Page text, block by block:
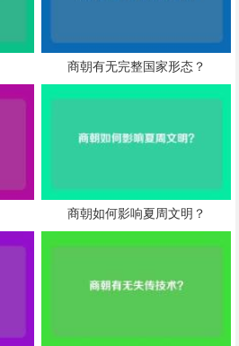
商朝有无完整国家形态？
商朝如何影响夏周文明？